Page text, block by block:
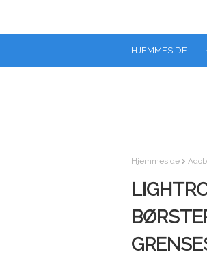
HJEMMESIDE
Hjemmeside